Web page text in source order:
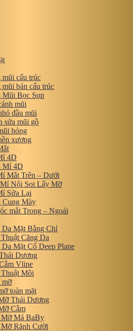
mũi cấu trúc
mũi bán cấu trúc
Mũi Bọc Sụn
mũi
đầu mũi
sửa mũi gồ
hỏng
xương
4D
Mí 4D
Mắt Trên – Dưới
Nội Soi Lấy Mỡ
Sửa Lại
Cung Mày
mắt Trong – Ngoài
Da Mặt Bằng Chỉ
Căng Da
Da Mặt Cổ Deep Plane
Dương
Vline
Thuật Môi
mỡ
toàn mặt
Thái Dương
Cằm
Mỡ Má BaBy
Rãnh Cười